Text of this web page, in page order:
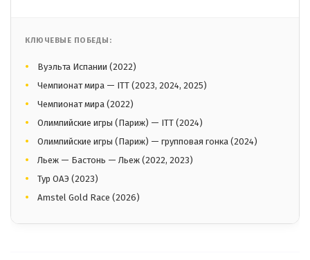
КЛЮЧЕВЫЕ ПОБЕДЫ:
Вуэльта Испании (2022)
Чемпионат мира — ITT (2023, 2024, 2025)
Чемпионат мира (2022)
Олимпийские игры (Париж) — ITT (2024)
Олимпийские игры (Париж) — групповая гонка (2024)
Льеж — Бастонь — Льеж (2022, 2023)
Тур ОАЭ (2023)
Amstel Gold Race (2026)